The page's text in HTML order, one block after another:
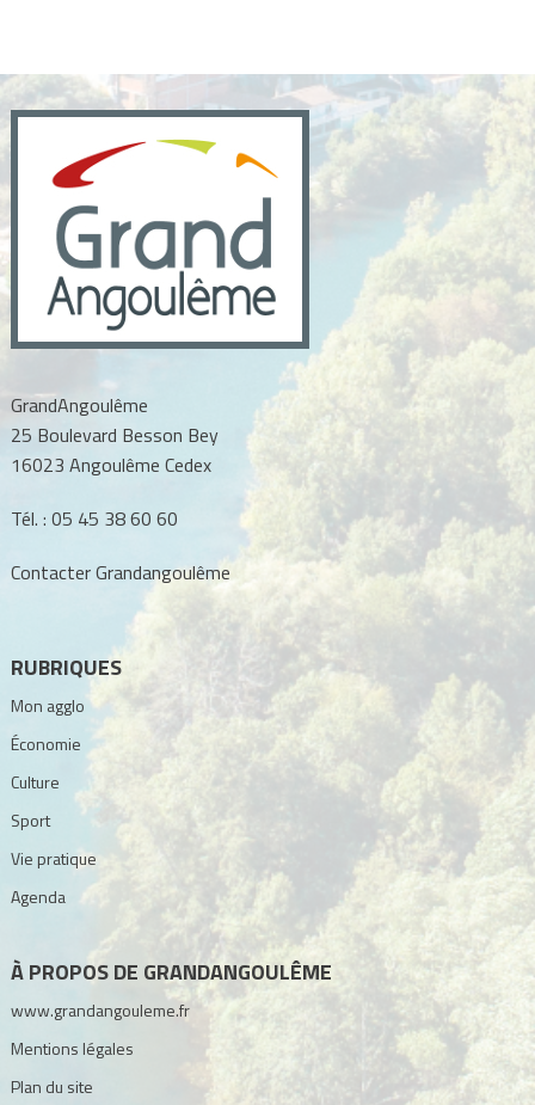
GrandAngoulême
25 Boulevard Besson Bey
16023 Angoulême Cedex
Tél. : 05 45 38 60 60
Contacter Grandangoulême
RUBRIQUES
Mon agglo
Économie
Culture
Sport
Vie pratique
Agenda
À PROPOS DE GRANDANGOULÊME
www.grandangouleme.fr
Mentions légales
Plan du site